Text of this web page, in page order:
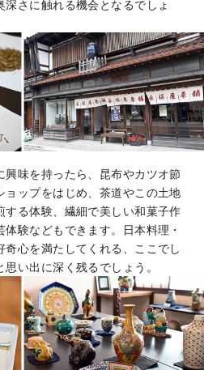
さに触れる機会となるでしょ
味を持ったら、昆布やカツオ節
ョップをはじめ、茶道やこの土地
する体験、繊細で美しい和菓子作
験などもできます。日本料理・
心を満たしてくれる、ここでし
い出に深く残るでしょう。